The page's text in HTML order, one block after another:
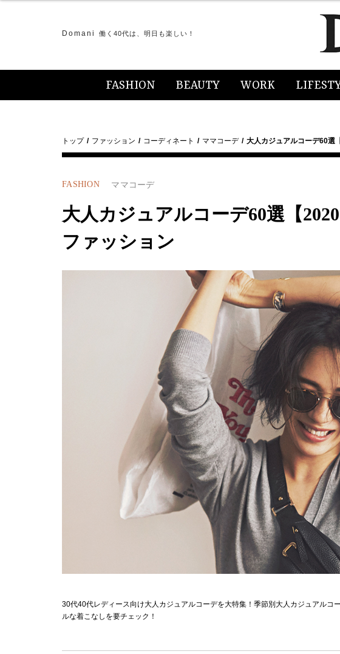
Domani 働く40代は、明日も楽しい！
FASHION BEAUTY WORK
トップ ファッション コーディネート ママコーデ 大人カジュアルコーデ60選
FASHION ママコーデ
大人カジュアルコーデ60選【
ファッション
30代40代レディース向け大人カジュアルコーデを大特集！季節別大人カジュアルコ
ルな着こなしを要チェック！